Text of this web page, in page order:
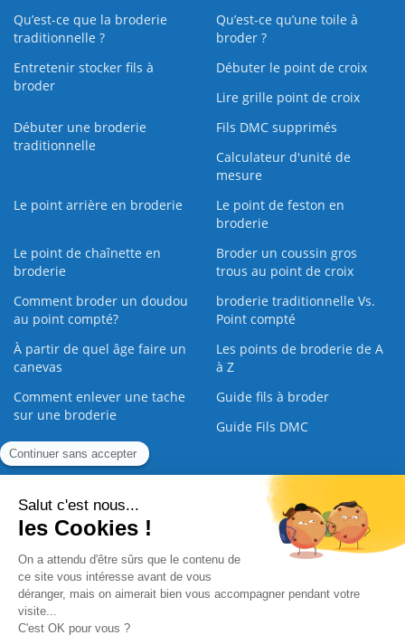
Qu’est-ce que la broderie
traditionnelle ?
Qu’est‑ce qu’une toile à
broder ?
Entretenir stocker fils à
broder
Débuter le point de croix
Lire grille point de croix
Débuter une broderie
traditionnelle
Fils DMC supprimés
Calculateur d'unité de
mesure
Le point arrière en broderie
Le point de feston en
broderie
Le point de chaînette en
broderie
Broder un coussin gros
trous au point de croix
Comment broder un doudou
au point compté?
broderie traditionnelle Vs.
Point compté
À partir de quel âge faire un
canevas
Les points de broderie de A
à Z
Comment enlever une tache
sur une broderie
Guide fils à broder
Guide Fils DMC
Guide de la Broderie
Commande Papier | Qui sommes nous Nous contacter |
Paiement sécurisé